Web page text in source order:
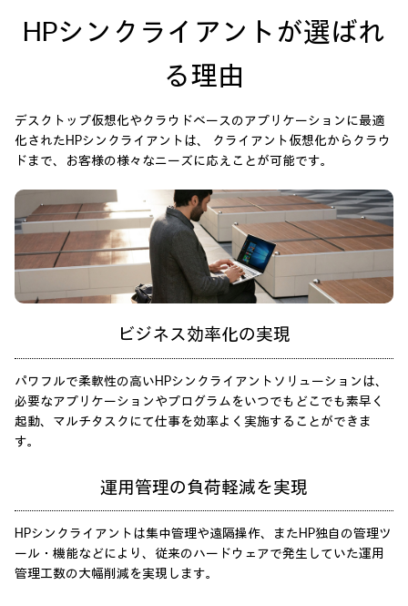
HPシンクライアントが選ばれ
る理由
デスクトップ仮想化やクラウドベースのアプリケーションに最適
化されたHPシンクライアントは、
クライアント仮想化からクラウ
ドまで、お客様の様々なニーズに応えことが可能です。
ビジネス効率化の実現
パワフルで柔軟性の高いHPシンクライアントソリューションは、
必要なアプリケーションやプログラムをいつでもどこでも素早く
起動、マルチタスクにて仕事を効率よく実施することができま
す。
運用管理の負荷軽減を実現
HPシンクライアントは集中管理や遠隔操作、またHP独自の管理ツ
ール・機能などにより、従来のハードウェアで発生していた運用
管理工数の大幅削減を実現します。